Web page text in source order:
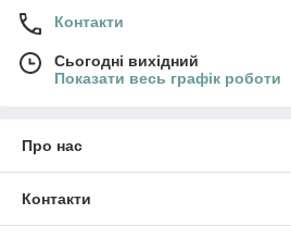
Контакти
Сьогодні вихідний
Показати весь графік роботи
Про нас
Контакти